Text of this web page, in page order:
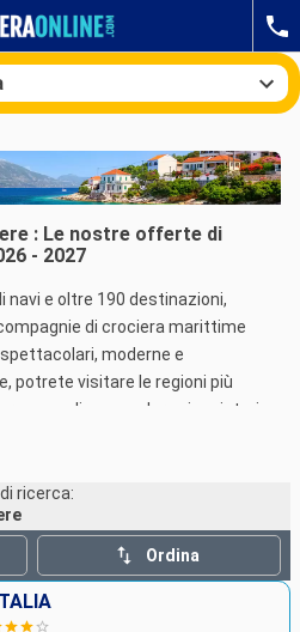
Compagnie
Ricerca
: Le nostre offerte di
- 2027
navi e oltre 190 destinazioni,
di crociera marittime
moderne e
visitare le regioni più
accoglie con calore viaggiatori
al concetto esclusivo di
esigente e di alto livello.
ricerca:
Ordina